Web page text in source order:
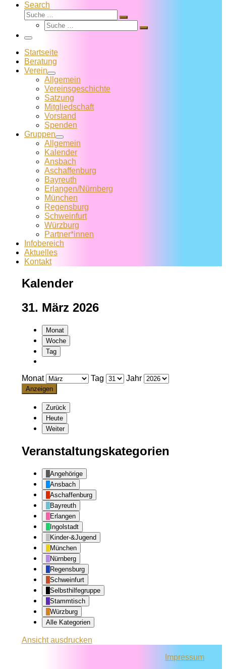
Search
Suche
Suche
Suche
Suche
Menü
Startseite
Beratung
Verein
Allgemein
Vereins­geschichte
Satzung
Mitglied­schaft
Vorstand
Spenden
Gruppen
Allgemein
Kalender
Ansbach
Aschaffenburg
Bayreuth
Erlangen/Nürnberg
München
Regensburg
Schweinfurt
Würzburg
Partner*innen
Infobereich
Aktuelles
Kontakt
Kalender
31. März 2026
Monat
Woche
Tag
Monat Tag Jahr
Zurück
Heute
Weiter
Veranstaltungskategorien
Angehörige
Ansbach
Aschaffenburg
Bayreuth
Erlangen
Ingolstadt
Kinder-&Jugend
München
Nürnberg
Regensburg
Schweinfurt
Selbsthilfegruppe
Stammtisch
Würzburg
Alle Kategorien
Ansichtausdrucken
Impressum